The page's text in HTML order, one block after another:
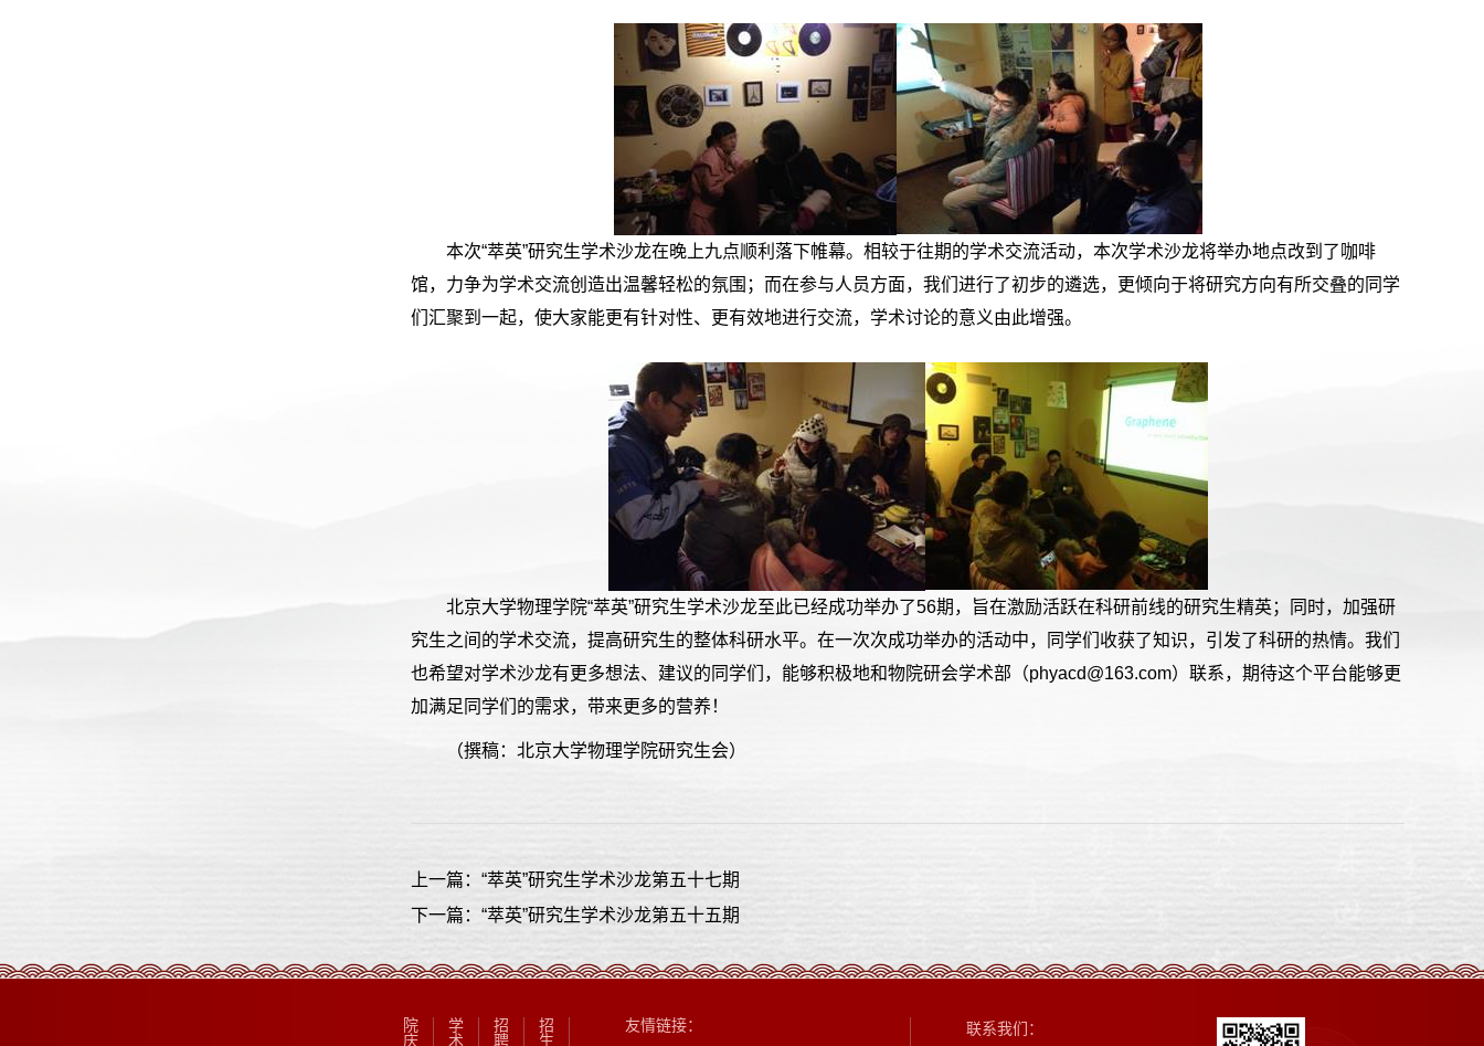
本次“萃英”研究生学术沙龙在晚上九点顺利落下帷幕。相较于往期的学术交流活动，本次学术沙龙将举办地点改到了咖啡
馆，力争为学术交流创造出温馨轻松的氛围；而在参与人员方面，我们进行了初步的遴选，更倾向于将研究方向有所交叠的同学
们汇聚到一起，使大家能更有针对性、更有效地进行交流，学术讨论的意义由此增强。
北京大学物理学院“萃英”研究生学术沙龙至此已经成功举办了56期，旨在激励活跃在科研前线的研究生精英；同时，加强研
究生之间的学术交流，提高研究生的整体科研水平。在一次次成功举办的活动中，同学们收获了知识，引发了科研的热情。我们
也希望对学术沙龙有更多想法、建议的同学们，能够积极地和物院研会学术部（phyacd@163.com）联系，期待这个平台能够更
加满足同学们的需求，带来更多的营养！
（撰稿：北京大学物理学院研究生会）
上一篇：“萃英”研究生学术沙龙第五十七期
下一篇：“萃英”研究生学术沙龙第五十五期
院
庆
学
术
招
聘
招
生
友情链接： 联系我们：